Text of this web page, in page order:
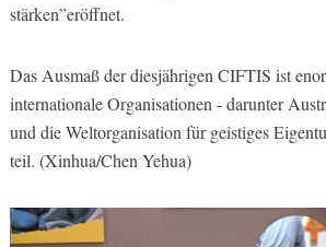
stärken”eröffnet.
Das Ausmaß der diesjährigen CIFTIS ist
internationale Organisationen - darunter
und die Weltorganisation für geistiges
teil. (Xinhua/Chen Yehua)